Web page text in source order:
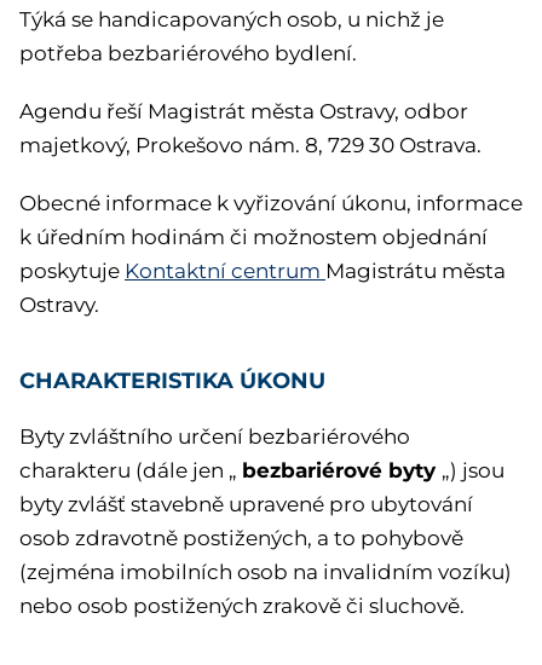
Týká se handicapovaných osob, u nichž je
potřeba bezbariérového bydlení.
Agendu řeší Magistrát města Ostravy, odbor
majetkový, Prokešovo nám. 8, 729 30 Ostrava.
Obecné informace k vyřizování úkonu, informace
k úředním hodinám či možnostem objednání
poskytuje Kontaktní centrum Magistrátu města
Ostravy.
CHARAKTERISTIKA ÚKONU
Byty zvláštního určení bezbariérového
charakteru (dále jen „ bezbariérové byty „) jsou
byty zvlášť stavebně upravené pro ubytování
osob zdravotně postižených, a to pohybově
(zejména imobilních osob na invalidním vozíku)
nebo osob postižených zrakově či sluchově.